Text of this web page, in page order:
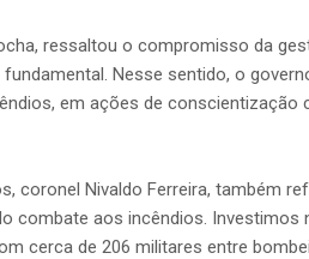
ressaltou o compromisso da
Nesse sentido, o
em ações de conscientização
coronel Nivaldo Ferreira, também
combate aos incêndios.
cerca de 206 militares entre